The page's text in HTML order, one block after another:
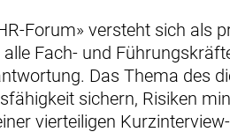
Forum» versteht sich als
Fach- und
Das Thema des
sichern, Risiken
vierteiligen